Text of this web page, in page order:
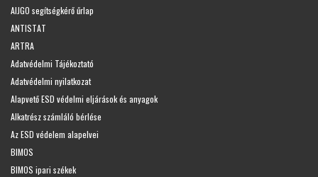
AIJGO segítségkérő űrlap
ANTISTAT
ARTRA
Adatvédelmi Tájékoztató
Adatvédelmi nyilatkozat
Alapvető ESD védelmi eljárások és anyagok
Alkatrész számláló bérlése
Az ESD védelem alapelvei
BIMOS
BIMOS ipari székek